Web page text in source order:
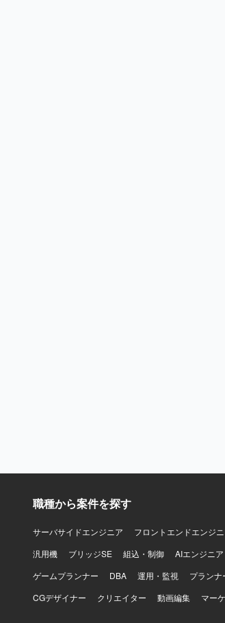
職種から案件を探す
サーバサイドエンジニア フロントエンドエンジ
汎用機
ブリッジSE 組込・制御 AIエンジニア
ゲームプランナー
DBA 運用・監視 プランナ
CGデザイナー
クリエイター 動画編集 マー